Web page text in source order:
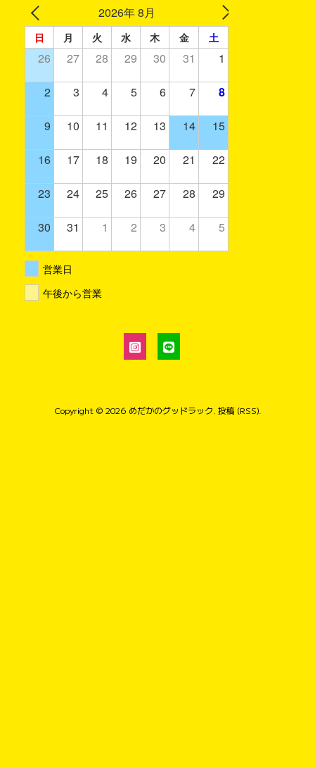
2026年 8月
日 月 火 水 木 金 土
26 27 28 29 30 31 1
2 3 4 5 6 7 8
9 10 11 12 13 14 15
16 17 18 19 20 21 22
23 24 25 26 27 28 29
30 31 1 2 3 4 5
営業日
午後から営業
Copyright © 2026 めだかのグッドラック 投稿 (RSS).